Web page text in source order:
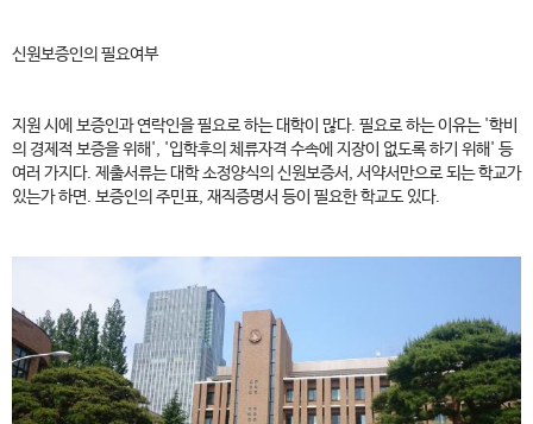
신원보증인의 필요여부
지원 시에 보증인과 연락인을 필요로 하는 대학이 많다. 필요로 하는 이유는 '학비
의 경제적 보증을 위해', '입학후의 체류자격 수속에 지장이 없도록 하기 위해' 등
여러 가지다. 제출서류는 대학 소정양식의 신원보증서, 서약서만으로 되는 학교가
있는가 하면. 보증인의 주민표, 재직증명서 등이 필요한 학교도 있다.